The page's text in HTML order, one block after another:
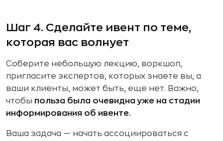
Шаг 4. Сделайте ивент по теме,
которая вас волнует
Соберите небольшую лекцию, воркшоп,
пригласите экспертов, которых знаете вы, а
ваши клиенты, может быть, еще нет. Важно,
чтобы польза была очевидна уже на стадии
информирования об ивенте.
Ваша задача — начать ассоциироваться с